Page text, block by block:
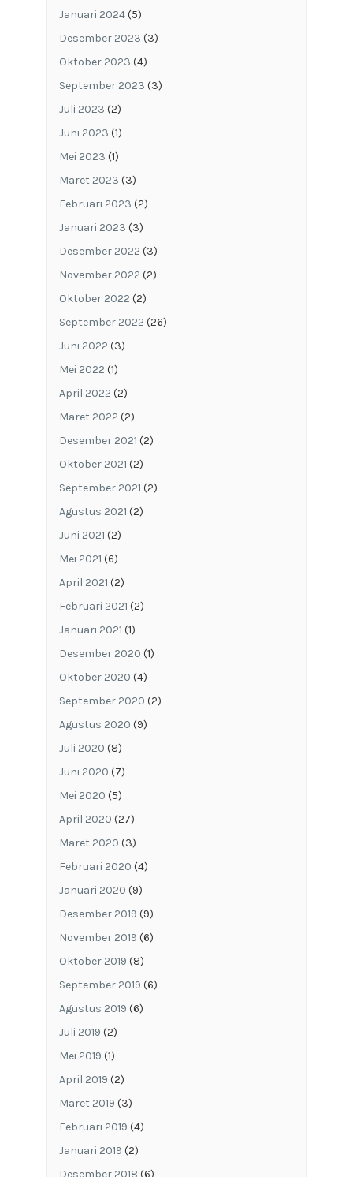
Januari 2024(5)
Desember 2023 (3)
Oktober 2023 (4)
September 2023 (3)
Juli 2023 (2)
Juni 2023 (1)
Mei 2023 (1)
Maret 2023 (3)
Februari 2023 (2)
Januari 2023 (3)
Desember 2022 (3)
November 2022 (2)
Oktober 2022 (2)
September 2022 (26)
Juni 2022 (3)
Mei 2022 (1)
April 2022 (2)
Maret 2022 (2)
Desember 2021 (2)
Oktober 2021 (2)
September 2021 (2)
Agustus 2021 (2)
Juni 2021 (2)
Mei 2021 (6)
April 2021 (2)
Februari 2021 (2)
Januari 2021 (1)
Desember 2020 (1)
Oktober 2020 (4)
September 2020 (2)
Agustus 2020 (9)
Juli 2020 (8)
Juni 2020 (7)
Mei 2020 (5)
April 2020 (27)
Maret 2020 (3)
Februari 2020 (4)
Januari 2020 (9)
Desember 2019 (9)
November 2019 (6)
Oktober 2019 (8)
September 2019 (6)
Agustus 2019 (6)
Juli 2019 (2)
Mei 2019 (1)
April 2019 (2)
Maret 2019 (3)
Februari 2019 (4)
Januari 2019 (2)
Desember 2018 (6)